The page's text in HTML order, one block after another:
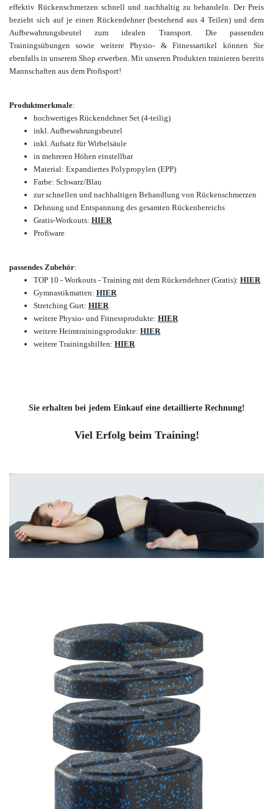
effektiv Rückenschmerzen schnell und nachhaltig zu behandeln. Der Preis
bezieht sich auf je einen Rückendehner (bestehend aus 4 Teilen) und dem
Aufbewahrungsbeutel zum idealen Transport. Diepassenden
Trainingsübungen sowie weitere Physio- & Fitnessartikel können Sie
ebenfalls in unserem Shop erwerben. Mit unseren Produkten trainieren bereits
Mannschaften aus dem Profisport!
Produktmerkmale:
hochwertiges Rückendehner Set (4-teilig)
inkl. Aufbewahrungsbeutel
inkl. Aufsatz für Wirbelsäule
in mehreren Höhen einstellbar
Material: Expandiertes Polypropylen (EPP)
Farbe: Schwarz/Blau
zur schnellen und nachhaltigen Behandlung von Rückenschmerzen
Dehnung und Entspannung des gesamten Rückenbereichs
Gratis-Workouts: HIER
Profiware
passendes Zubehör:
TOP 10 - Workouts - Training mit dem Rückendehner (Gratis): HIER
Gymnastikmatten: HIER
Stretching Gurt: HIER
weitere Physio- und Fitnessprodukte: HIER
weitere Heimtrainingsprodukte: HIER
weitere Trainingshilfen: HIER
Sie erhalten bei jedem Einkauf eine detaillierte Rechnung!
Viel Erfolg beim Training!